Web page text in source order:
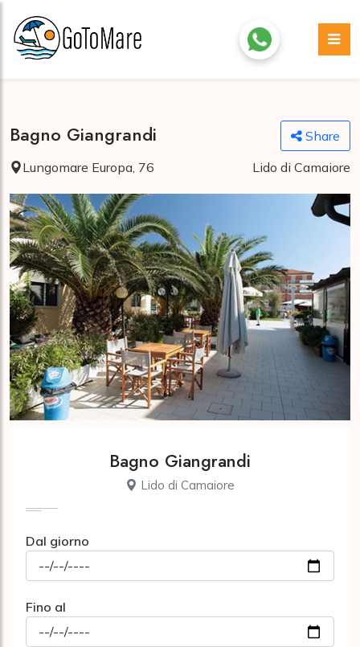
Bagno Giangrandi
Share
Lungomare Europa, 76
Lido di Camaiore
Bagno Giangrandi
Lido di Camaiore
Dal giorno
Fino al